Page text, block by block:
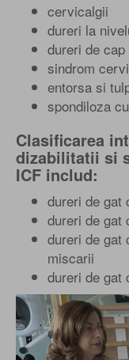
cervicalgii
dureri la
dureri de cap
sindrom
entorsa si
spondiloza
Clasificarea
dizabilitatii si
ICF includ:
dureri de gat
dureri de gat
dureri de gat
miscarii
dureri de gat